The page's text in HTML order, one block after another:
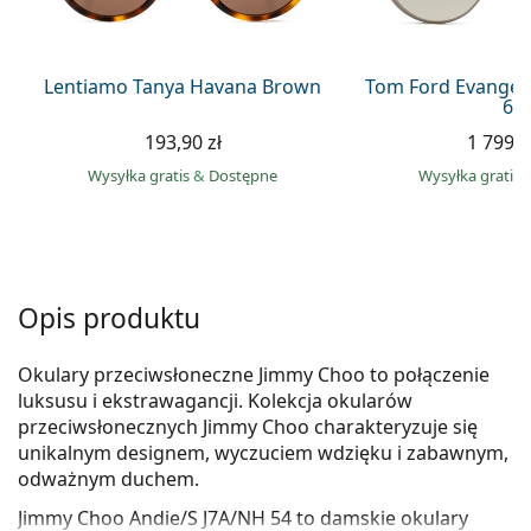
Precision
Lentiamo Tanya Havana Brown
193,90 zł
Wysyłka gratis& Dostępne
Tom Ford
63
1
Wysyłka gratis
Opis produktu
Okulary przeciwsłoneczne Jimmy Choo to połączenie
luksusu i ekstrawagancji. Kolekcja okularów
przeciwsłonecznych Jimmy Choo charakteryzuje się
unikalnym designem, wyczuciem wdzięku i zabawnym,
odważnym duchem.
Jimmy Choo Andie/S J7A/NH 54to damskie okulary